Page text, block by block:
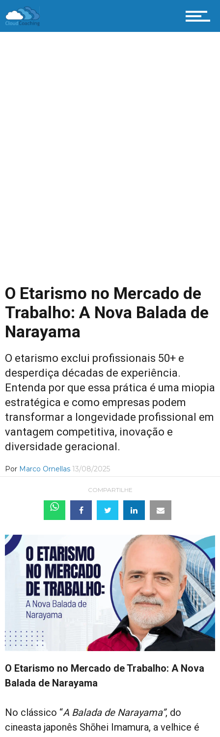
O Etarismo no Mercado de
Trabalho: A Nova Balada de
Narayama
O etarismo exclui profissionais 50+ e
desperdiça décadas de experiência.
Entenda por que essa prática é uma miopia
estratégica e como empresas podem
transformar a longevidade profissional em
vantagem competitiva, inovação e
diversidade geracional.
Por Marco Ornellas 13/08/2025
COMPARTILHE
O Etarismo no Mercado de Trabalho: A Nova
Balada de Narayama
No clássico “A Balada de Narayama”, do
cineasta japonês Shōhei Imamura, a velhice é